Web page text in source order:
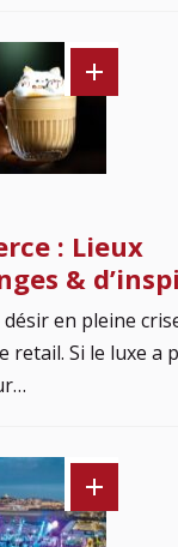
: Lieux
&
en pleine
retail. Si le luxe a